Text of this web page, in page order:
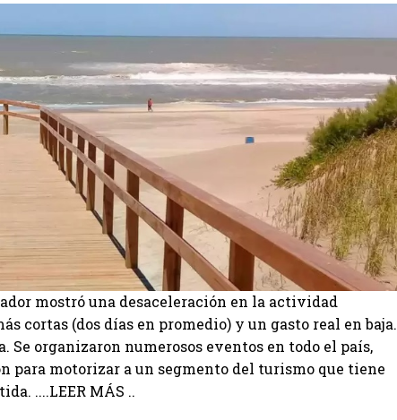
mostró una desaceleración en la actividad
cortas (dos días en promedio) y un gasto real en baja.
Se organizaron numerosos eventos en todo el país,
para motorizar a un segmento del turismo que tiene
....LEER MÁS ..